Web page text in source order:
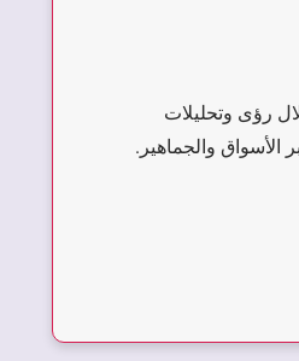
رؤى وتحليلات
الأسواق والجماهير.